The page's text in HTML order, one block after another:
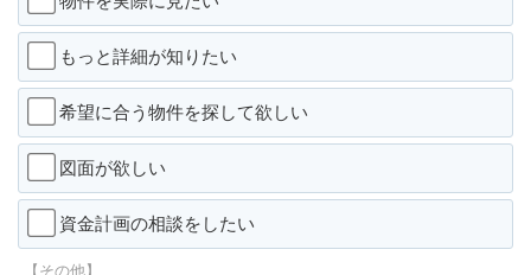
もっと詳細が知りたい
希望に合う物件を探して欲しい
図面が欲しい
資金計画の相談をしたい
【その他】